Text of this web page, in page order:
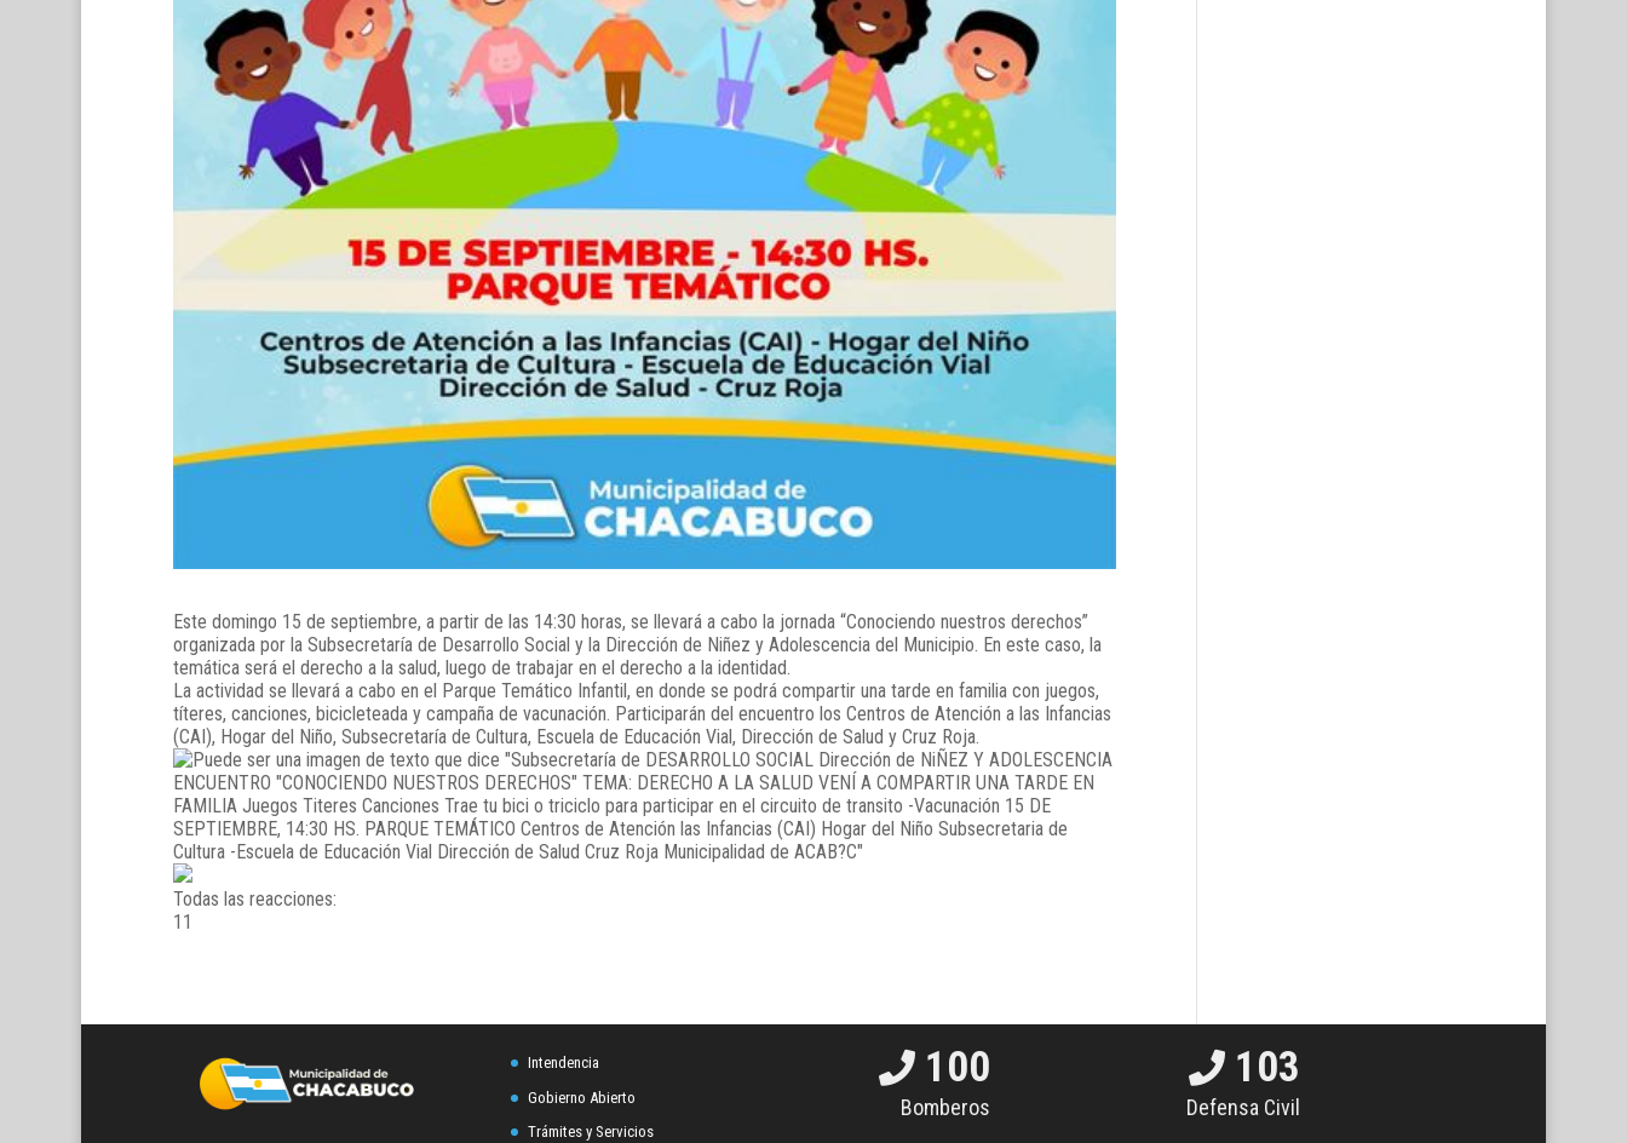
Este domingo 15 de septiembre, a partir de las 14:30 horas, se llevará a cabo la jornada “Conociendo nuestros derechos”
organizada por la Subsecretaría de Desarrollo Social y la Dirección de Niñez y Adolescencia del Municipio. En este caso, la
temática será el derecho a la salud, luego de trabajar en el derecho a la identidad.
La actividad se llevará a cabo en el Parque Temático Infantil, en donde se podrá compartir una tarde en familia con juegos,
títeres, canciones, bicicleteada y campaña de vacunación. Participarán del encuentro los Centros de Atención a las Infancias
(CAI), Hogar del Niño, Subsecretaría de Cultura, Escuela de Educación Vial, Dirección de Salud y Cruz Roja.
Todas las reacciones:
1 1
Intendencia
Gobierno Abierto
Trámites y Servicios
100
Bomberos
103
Defensa Civil